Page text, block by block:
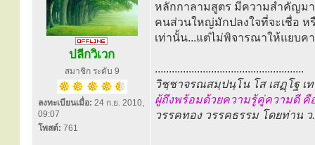
ปลีกวิเวก
สมาชิก ระดับ 9
ลงทะเบียนเมื่อ: 24 ก.ย. 2010,
09:07
โพสต์: 761
หลักกาลามสูตร มีความสำคัญมา
คนส่วนใหญ่มักปลงใจที่จะเชื่อ ห
เท่านั้น...แต่ไม่พิจารณาให้แยบค
.....................................................
วิชฺชาจรณสมฺปนฺโน โส เสฏฺโฐ เ
ผู้ถึงพร้อมด้วยความรู้คู่ความดี คื
วรรคทอง วรรคธรรม โดยท่าน ว